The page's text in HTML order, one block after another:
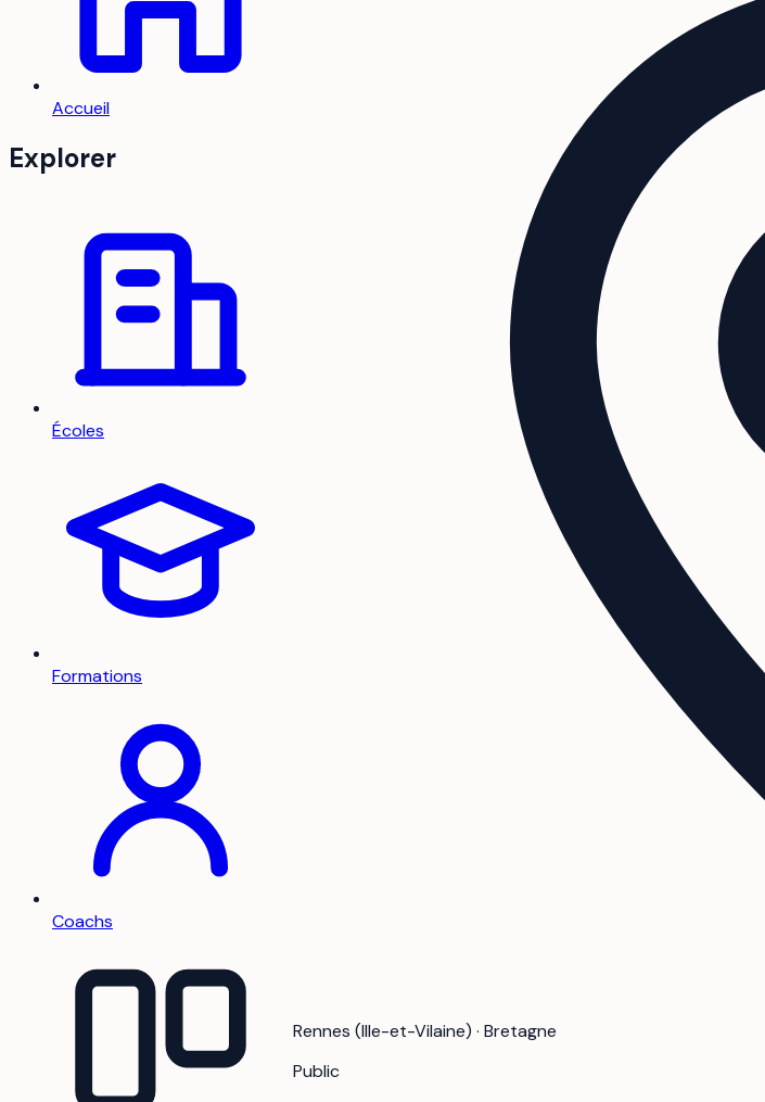
Accueil
Explorer
Écoles
Formations
Coachs
Rennes (Ille-et-Vilaine) · Bretagne
Public